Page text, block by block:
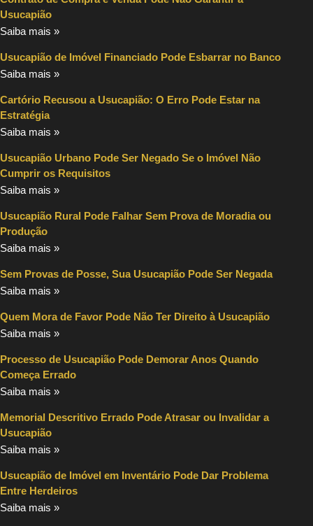
Usucapião
Saiba mais »
Usucapião de Imóvel Financiado Pode Esbarrar no Banco
Saiba mais »
Cartório Recusou a Usucapião: O Erro Pode Estar na
Estratégia
Saiba mais »
Usucapião Urbano Pode Ser Negado Se o Imóvel Não
Cumprir os Requisitos
Saiba mais »
Usucapião Rural Pode Falhar Sem Prova de Moradia ou
Produção
Saiba mais »
Sem Provas de Posse, Sua Usucapião Pode Ser Negada
Saiba mais »
Quem Mora de Favor Pode Não Ter Direito à Usucapião
Saiba mais »
Processo de Usucapião Pode Demorar Anos Quando
Começa Errado
Saiba mais »
Memorial Descritivo Errado Pode Atrasar ou Invalidar a
Usucapião
Saiba mais »
Usucapião de Imóvel em Inventário Pode Dar Problema
Entre Herdeiros
Saiba mais »